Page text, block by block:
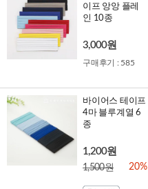
이프 앙앙 플레
인 10종
3,000원
구매후기 : 585
바이어스 테이프
4마 블루계열 6
종
1,200원
1,500원 20%